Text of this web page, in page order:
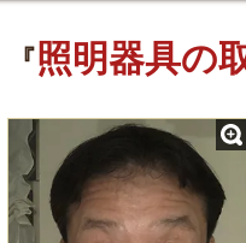
『照明器具の